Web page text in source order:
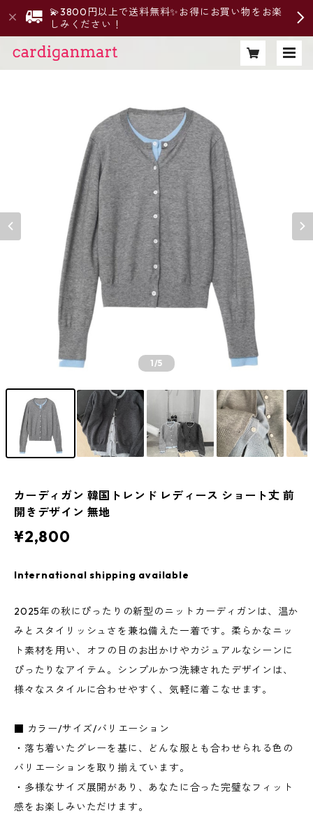
💫3800円以上で送料無料✨お得にお買い物をお楽
しみください！
1/5
カーディガン 韓国トレンド レディース ショート丈 前
開きデザイン 無地
¥2,800
International shipping available
2025年の秋にぴったりの新型のニットカーディガンは、温か
みとスタイリッシュさを兼ね備えた一着です。柔らかなニッ
ト素材を用い、オフの日のお出かけやカジュアルなシーンに
ぴったりなアイテム。シンプルかつ洗練されたデザインは、
様々なスタイルに合わせやすく、気軽に着こなせます。
■ カラー/サイズ/バリエーション
・落ち着いたグレーを基に、どんな服とも合わせられる色の
バリエーションを取り揃えています。
・多様なサイズ展開があり、あなたに合った完璧なフィット
感をお楽しみいただけます。